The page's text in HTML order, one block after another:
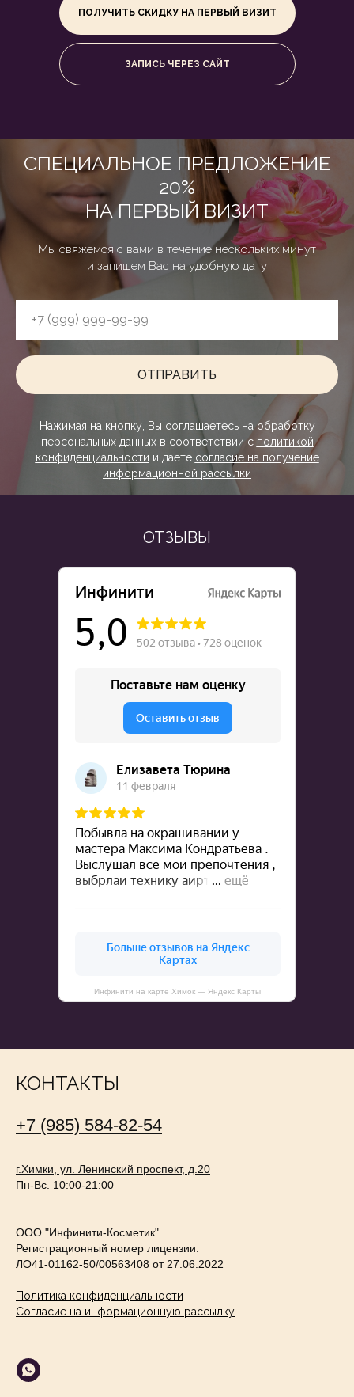
ПОЛУЧИТЬ СКИДКУ НА ПЕРВЫЙ ВИЗИТ
ЗАПИСЬ ЧЕРЕЗ САЙТ
СПЕЦИАЛЬНОЕ ПРЕДЛОЖЕНИЕ
20%
НА ПЕРВЫЙ ВИЗИТ
Мы свяжемся с вами в течение нескольких минут
и запишем Вас на удобную дату
ОТПРАВИТЬ
Нажимая на кнопку, Вы соглашаетесь на обработку
персональных данных в соответствии с политикой
конфиденциальности и даете согласие на получение
информационной рассылки
ОТЗЫВЫ
Инфинити на карте Химок — Яндекс Карты
КОНТАКТЫ
+7 (985) 584-82-54
г.Химки, ул. Ленинский проспект, д.20
Пн-Вс. 10:00-21:00
ООО "Инфинити-Косметик"
Регистрационный номер лицензии:
ЛО41-01162-50/00563408 от 27.06.2022
Политика конфиденциальности
Согласие на информационную рассылку
максимально удобным. Ознакомьтесь
с политикой конфиденциальности